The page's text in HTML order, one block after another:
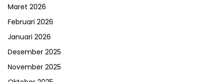
Maret 2026
Februari 2026
Januari 2026
Desember 2025
November 2025